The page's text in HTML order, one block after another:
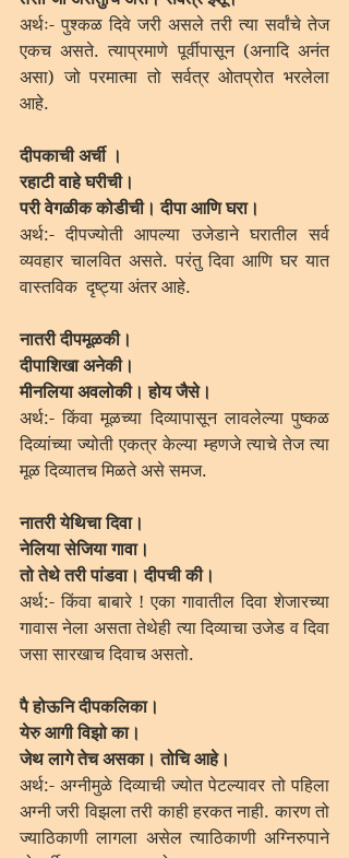
अर्थः- पुश्कळ दिवे जरी असले तरी त्या सर्वांचे तेज
एकच असते. त्याप्रमाणे पूर्वीपासून (अनादि अनंत
असा) जो परमात्मा तो सर्वत्र ओतप्रोत भरलेला
आहे.
दीपकाची अर्ची ।
रहाटी वाहे घरीची।
परी वेगळीक कोडीची। दीपा आणि घरा।
अर्थ:- दीपज्योती आपल्या उजेडाने घरातील सर्व
व्यवहार चालवित असते. परंतु दिवा आणि घर यात
वास्तविक  दृष्ट्या अंतर आहे.
नातरी दीपमूळकी।
दीपाशिखा अनेकी।
मीनलिया अवलोकी। होय जैसे।
अर्थ:- किंवा मूळच्या दिव्यापासून लावलेल्या पुष्कळ
दिव्यांच्या ज्योती एकत्र केल्या म्हणजे त्याचे तेज त्या
मूळ दिव्यातच मिळते असे समज.
नातरी येथिचा दिवा।
नेलिया सेजिया गावा।
तो तेथे तरी पांडवा। दीपची की।
अर्थ:- किंवा बाबारे ! एका गावातील दिवा शेजारच्या
गावास नेला असता तेथेही त्या दिव्याचा उजेड व दिवा
जसा सारखाच दिवाच असतो.
पै होऊनि दीपकलिका।
येरु आगी विझो का।
जेथ लागे तेच असका। तोचि आहे।
अर्थ:- अग्नीमुळे दिव्याची ज्योत पेटल्यावर तो पहिला
अग्नी जरी विझला तरी काही हरकत नाही. कारण तो
ज्याठिकाणी लागला असेल त्याठिकाणी अग्निरुपाने